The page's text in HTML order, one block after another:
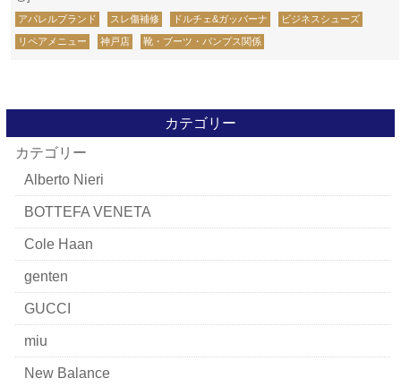
アパレルブランド スレ傷補修 ドルチェ&ガッバーナ ビジネスシューズ
リペアメニュー 神戸店 靴・ブーツ・パンプス関係
カテゴリー
カテゴリー
Alberto Nieri
BOTTEFA VENETA
Cole Haan
genten
GUCCI
miu
New Balance